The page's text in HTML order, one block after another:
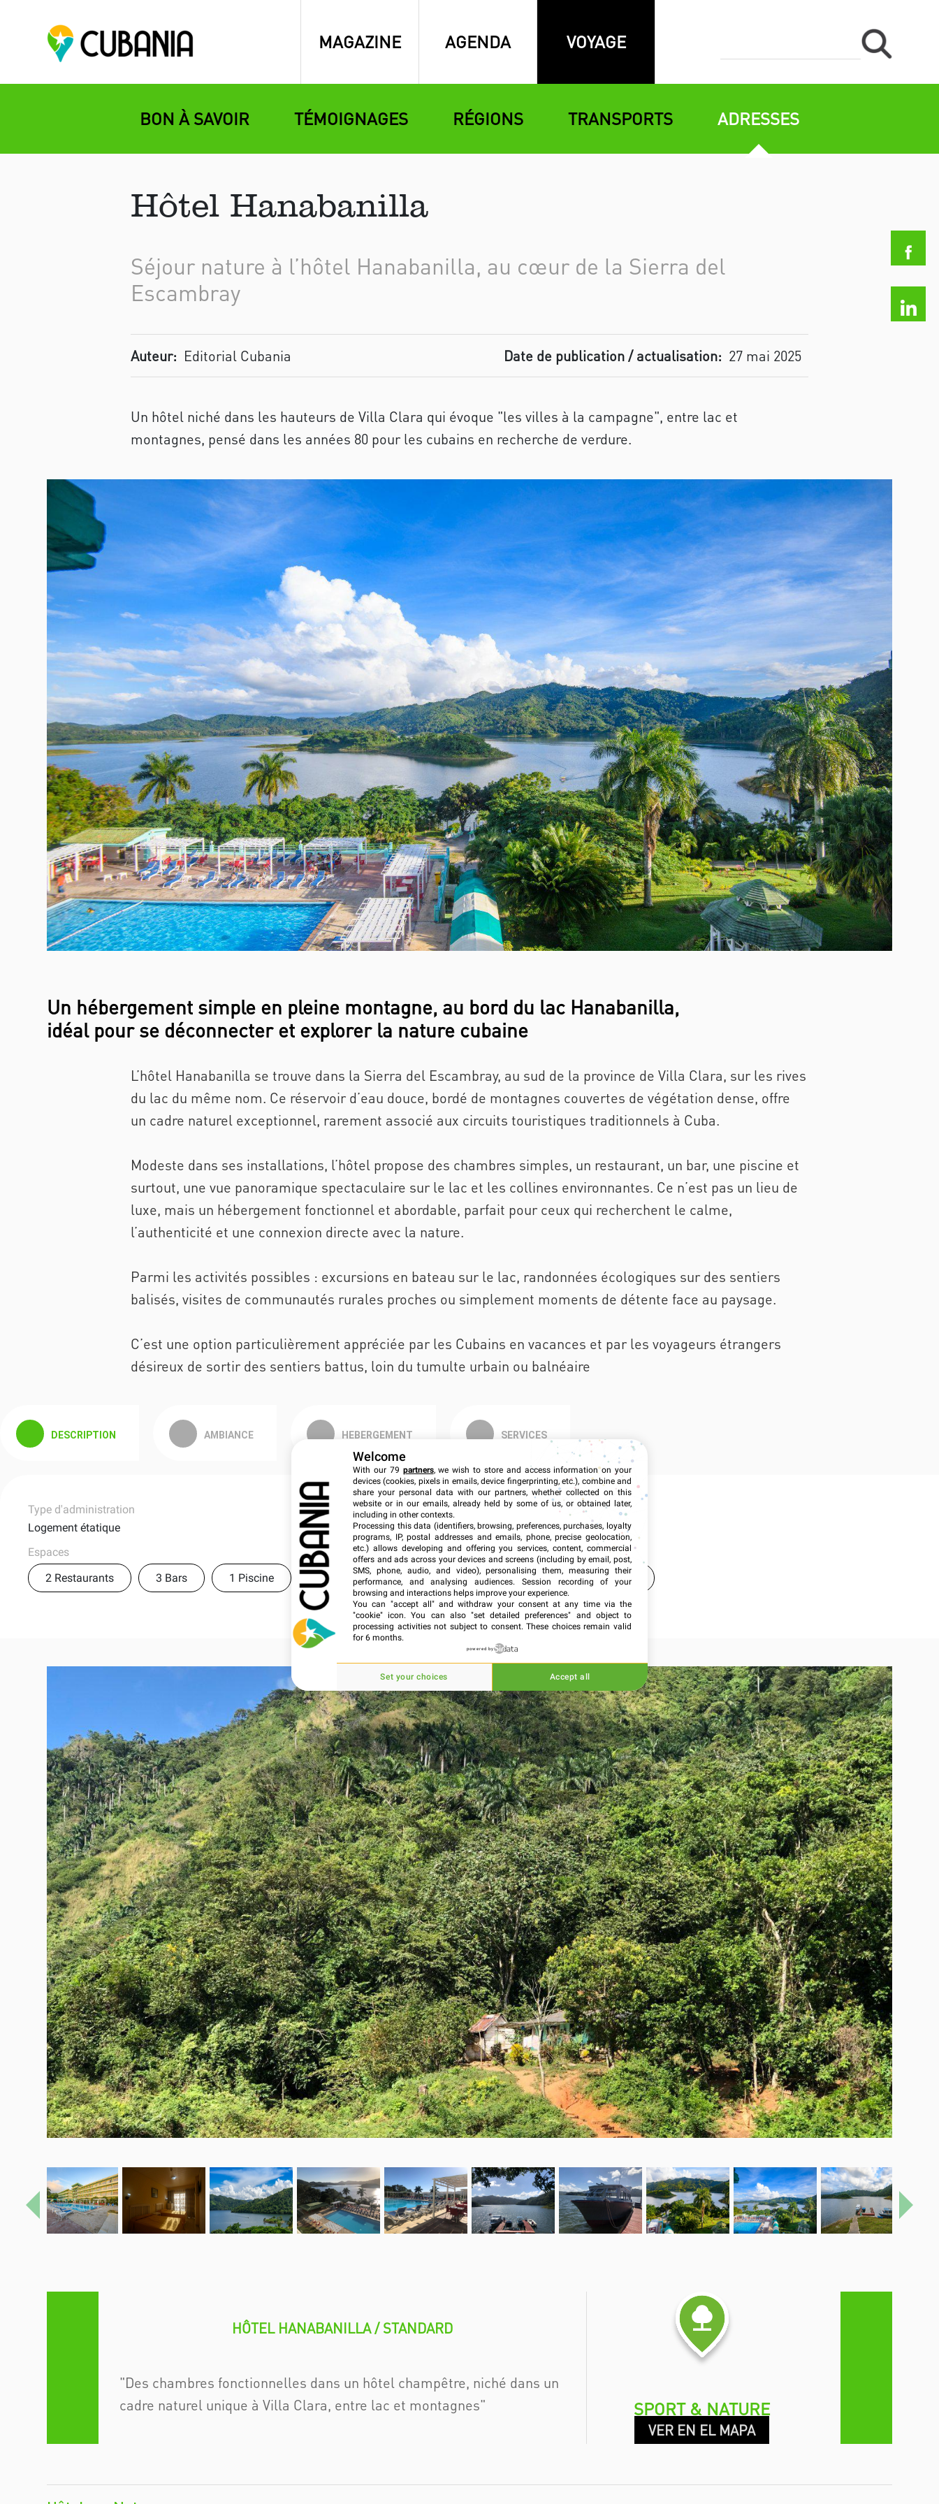
MAGAZINE AGENDA VOYAGE
BON À SAVOIR TÉMOIGNAGES RÉGIONS TRANSPORTS ADRESSES
Hôtel Hanabanilla
Séjour nature à l’hôtel Hanabanilla, au cœur de la Sierra del
Escambray
Auteur: Editorial Cubania Date de publication / actualisation: 27 mai 2025
Un hôtel niché dans les hauteurs de Villa Clara qui évoque "les villes à la campagne", entre lac et
montagnes, pensé dans les années 80 pour les cubains en recherche de verdure.
Un hébergement simple en pleine montagne, au bord du lac Hanabanilla,
idéal pour se déconnecter et explorer la nature cubaine
L’hôtel Hanabanilla se trouve dans la Sierra del Escambray, au sud de la province de Villa Clara, sur les rives
du lac du même nom. Ce réservoir d’eau douce, bordé de montagnes couvertes de végétation dense, offre
un cadre naturel exceptionnel, rarement associé aux circuits touristiques traditionnels à Cuba.
Modeste dans ses installations, l’hôtel propose des chambres simples, un restaurant, un bar, une piscine et
surtout, une vue panoramique spectaculaire sur le lac et les collines environnantes. Ce n’est pas un lieu de
luxe, mais un hébergement fonctionnel et abordable, parfait pour ceux qui recherchent le calme,
l’authenticité et une connexion directe avec la nature.
Parmi les activités possibles : excursions en bateau sur le lac, randonnées écologiques sur des sentiers
balisés, visites de communautés rurales proches ou simplement moments de détente face au paysage.
C’est une option particulièrement appréciée par les Cubains en vacances et par les voyageurs étrangers
désireux de sortir des sentiers battus, loin du tumulte urbain ou balnéaire
DESCRIPTION AMBIANCE HEBERGEMENT SERVICES
Type d'administration
Logement étatique
Espaces
2 Restaurants
3 Bars 1 Piscine
Contexte
Pleine Nature
Heures de Service
Check-in 16:00
Check-out 12:00
Previous Next
HÔTEL HANABANILLA / STANDARD
Des chambres fonctionnelles dans un hôtel champêtre, niché dans un
cadre naturel unique à Villa Clara, entre lac et montagnes
SPORT & NATURE
VER EN EL MAPA
Welcome
With our 79 partners, we wish to store and access information on your
devices (cookies, pixels in emails, device fingerprinting, etc.), combine and
share your personal data with our partners, whether collected on this
website or in our emails, already held by some of us, or obtained later,
including in other contexts.
Processing this data (identifiers, browsing, preferences, purchases, loyalty
programs, IP, postal addresses and emails, phone, precise geolocation,
etc.) allows developing and offering you services, content, commercial
offers and ads across your devices and screens (including by email, post,
SMS, phone, audio, and video), personalising them, measuring their
performance, and analysing audiences. Session recording of your
browsing and interactions helps improve your experience.
You can "accept all" and withdraw your consent at any time via the
"cookie" icon. You can also "set detailed preferences" and object to
processing activities not subject to consent. These choices remain valid
for 6 months.
powered by
Set your choices Accept all